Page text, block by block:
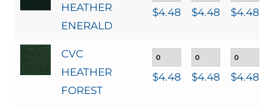
HEATHER
ENERALD
$4.48 $4.48 $4.48
CVC
HEATHER
FOREST
$4.48 $4.48 $4.48